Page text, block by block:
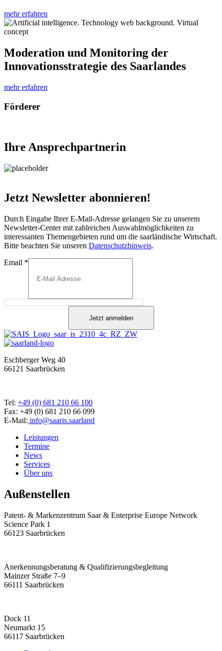
mehr erfahren
Moderation und Monitoring der
Innovationsstrategie des Saarlandes
mehr erfahren
Förderer
Ihre Ansprechpartnerin
Jetzt Newsletter abonnieren!
Durch Eingabe Ihrer E-Mail-Adresse gelangen Sie zu unserem
Newsletter-Center mit zahlreichen Auswahlmöglichkeiten zu
interessanten Themengebieten rund um die saarländische Wirtschaft.
Bitte beachten Sie unseren Datenschutzhinweis.
Email *
Jetzt anmelden
Eschberger Weg 40
66121 Saarbrücken
Tel: +49 (0) 681 210 66 100
Fax: +49 (0) 681 210 66 099
E-Mail: info@saaris.saarland
Leistungen
Termine
News
Services
Über uns
Außenstellen
Patent- & Markenzentrum Saar & Enterprise Europe Network
Science Park 1
66123 Saarbrücken
Anerkennungsberatung & Qualifizierungsbegleitung
Mainzer Straße 7–9
66111 Saarbrücken
Dock 11
Neumarkt 15
66117 Saarbrücken